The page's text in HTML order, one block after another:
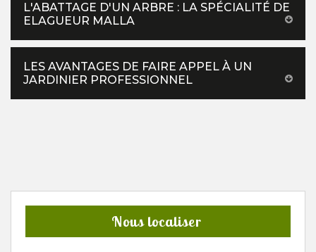
L'ABATTAGE D'UN ARBRE : LA SPÉCIALITÉ DE
ELAGUEUR MALLA
LES AVANTAGES DE FAIRE APPEL À UN
JARDINIER PROFESSIONNEL
Nous localiser